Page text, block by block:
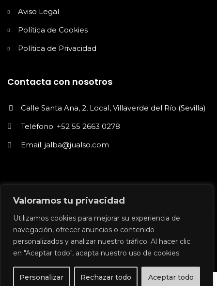
Valoramos tu privacidad
Utilizamos cookies para mejorar su experiencia de
navegación, ofrecer anuncios o contenido
personalizados y analizar nuestro tráfico. Al hacer clic
en "Aceptar todo", acepta nuestro uso de cookies.
Personalizar Rechazar todo Aceptar todo
Aviso Legal
Política de Cookies
Política de Privacidad
Contacta con nosotros
Calle Santa Ana, 2, Local, Villaverde del Río (Sevilla)
Teléfono: +52 55 2663 0278
Email: jalba@jualso.com
Jualso | © 2024 | Sitio webcreado por Sete Madrigal
- Liebe Comunicación